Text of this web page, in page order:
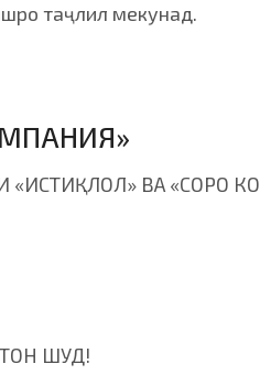
таҷлил мекунад.
ВА «СОРО
ШУД!